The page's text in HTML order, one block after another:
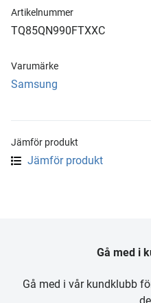
Artikelnummer
TQ85QN990FTXXC
Varumärke
Samsung
Jämför produkt
Jämför produkt
Gå med i
Gå med i vår kundklubb